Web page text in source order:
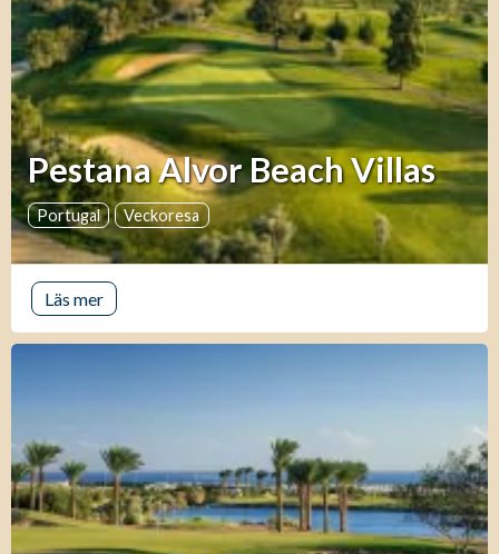
Pestana Alvor Beach Villas
Portugal Veckoresa
Läs mer